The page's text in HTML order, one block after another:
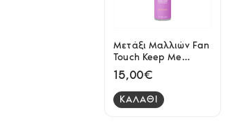
Μετάξι Μαλλιών Fan
Touch Keep Me
Bright Fanola 100ml
15,00€
ΚΑΛΑΘΙ